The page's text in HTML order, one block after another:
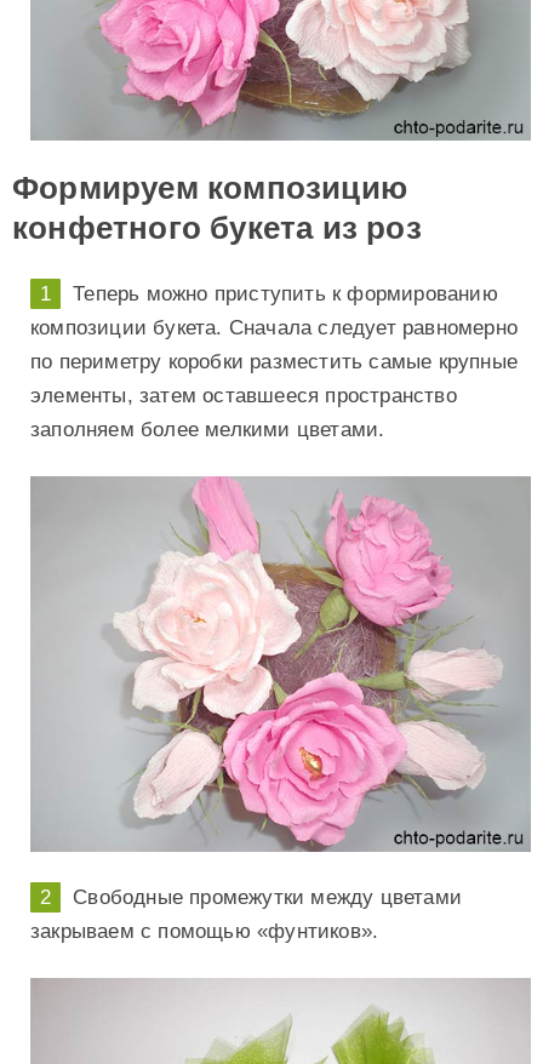
Формируем композицию
конфетного букета из роз
Теперь можно приступить к формированию
композиции букета. Сначала следует равномерно
по периметру коробки разместить самые крупные
элементы, затем оставшееся пространство
заполняем более мелкими цветами.
Свободные промежутки между цветами
закрываем с помощью «фунтиков».